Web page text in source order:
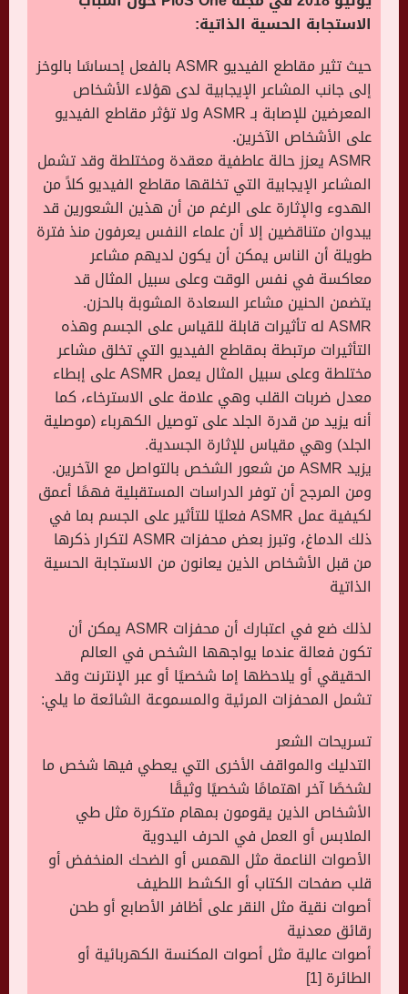
الاستجابة الحسية الذاتية:
حيث تثير مقاطع الفيديو ASMR بالفعل إحساسًا بالوخز
إلى جانب المشاعر الإيجابية لدى هؤلاء الأشخاص
المعرضين للإصابة بـ ASMR ولا تؤثر مقاطع الفيديو
على الأشخاص الآخرين.
ASMR يعزز حالة عاطفية معقدة ومختلطة وقد تشمل
المشاعر الإيجابية التي تخلقها مقاطع الفيديو كلاً من
الهدوء والإثارة على الرغم من أن هذين الشعورين قد
يبدوان متناقضين إلا أن علماء النفس يعرفون منذ فترة
طويلة أن الناس يمكن أن يكون لديهم مشاعر
معاكسة في نفس الوقت وعلى سبيل المثال قد
يتضمن الحنين مشاعر السعادة المشوبة بالحزن.
ASMR له تأثيرات قابلة للقياس على الجسم وهذه
التأثيرات مرتبطة بمقاطع الفيديو التي تخلق مشاعر
مختلطة وعلى سبيل المثال يعمل ASMR على إبطاء
معدل ضربات القلب وهي علامة على الاسترخاء، كما
أنه يزيد من قدرة الجلد على توصيل الكهرباء (موصلية
الجلد) وهي مقياس للإثارة الجسدية.
يزيد ASMR من شعور الشخص بالتواصل مع الآخرين.
ومن المرجح أن توفر الدراسات المستقبلية فهمًا أعمق
لكيفية عمل ASMR فعليًا للتأثير على الجسم بما في
ذلك الدماغ، وتبرز بعض محفزات ASMR لتكرار ذكرها
من قبل الأشخاص الذين يعانون من الاستجابة الحسية
الذاتية
لذلك ضع في اعتبارك أن محفزات ASMR يمكن أن
تكون فعالة عندما يواجهها الشخص في العالم
الحقيقي أو يلاحظها إما شخصيًا أو عبر الإنترنت وقد
تشمل المحفزات المرئية والمسموعة الشائعة ما يلي:
تسريحات الشعر
التدليك والمواقف الأخرى التي يعطي فيها شخص ما
لشخصًا آخر اهتمامًا شخصيًا وثيقًا
الأشخاص الذين يقومون بمهام متكررة مثل طي
الملابس أو العمل في الحرف اليدوية
الأصوات الناعمة مثل الهمس أو الضحك المنخفض أو
قلب صفحات الكتاب أو الكشط اللطيف
أصوات نقية مثل النقر على أظافر الأصابع أو طحن
رقائق معدنية
أصوات عالية مثل أصوات المكنسة الكهربائية أو
الطائرة [1]